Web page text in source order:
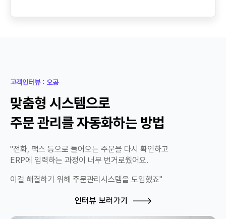
고객인터뷰 : 오공
맞춤형 시스템으로
주문 관리를 자동화하는 방법
"전화, 팩스 등으로 들어오는 주문을 다시 확인하고
ERP에 입력하는 과정이 너무 번거로웠어요.
이걸 해결하기 위해 주문관리시스템을 도입했죠"
인터뷰 보러가기